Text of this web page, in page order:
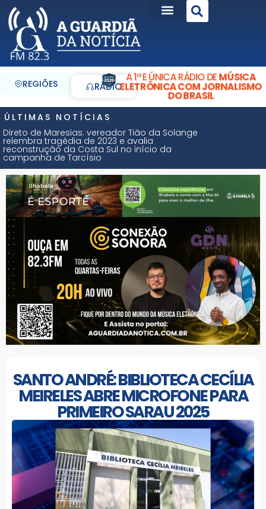
REGIÕES RÁDIO
A 1ª E ÚNICA RÁDIO DEMÚSICA
ELETRÔNICA COM JORNALISMO
DO BRASIL
ÚLTIMAS NOTÍCIAS
Direto de Maresias: vereador Tião da Solange
relembra tragédia de 2023 e avalia
reconstrução da Costa Sul no início da
campanha de Tarcísio
SANTO ANDRÉ: BIBLIOTECA CECÍLIA
MEIRELES ABRE MICROFONE PARA
PRIMEIRO SARAU 2025